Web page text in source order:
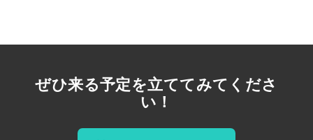
ぜひ来る予定を立ててみてくださ
い！